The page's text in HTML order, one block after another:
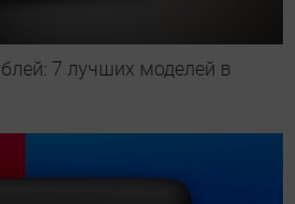
7 лучших моделей в